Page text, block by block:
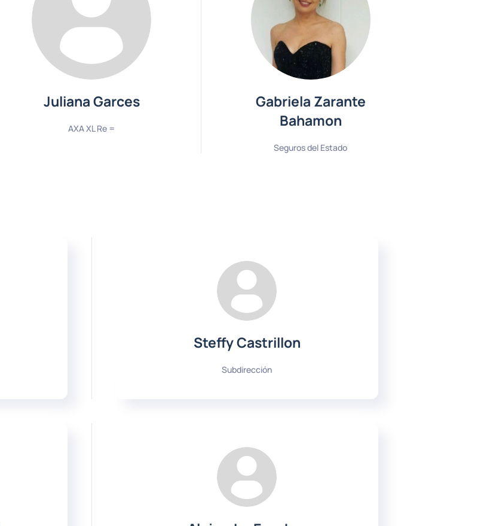
Juliana Garces
AXA XL Re =
Gabriela Zarante
Bahamon
Seguros del Estado
Steffy Castrillon
Subdirección